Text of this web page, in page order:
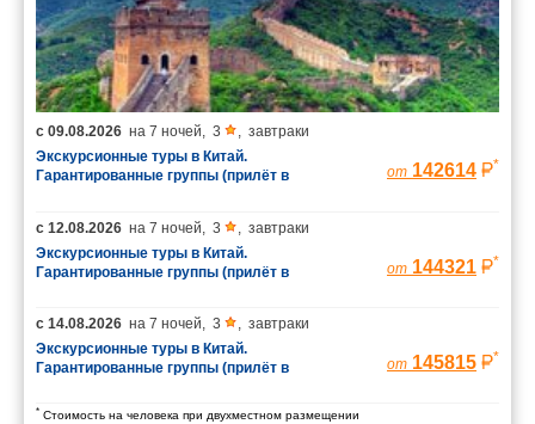
с 09.08.2026 на 7 ночей, 3 , завтраки
Экскурсионные туры в Китай.
Гарантированные группы (прилёт в
от 142614 *
с 12.08.2026 на 7 ночей, 3 , завтраки
Экскурсионные туры в Китай.
Гарантированные группы (прилёт в
от 144321 *
с 14.08.2026 на 7 ночей, 3 , завтраки
Экскурсионные туры в Китай.
Гарантированные группы (прилёт в
от 145815 *
* Стоимость на человека при двухместном размещении